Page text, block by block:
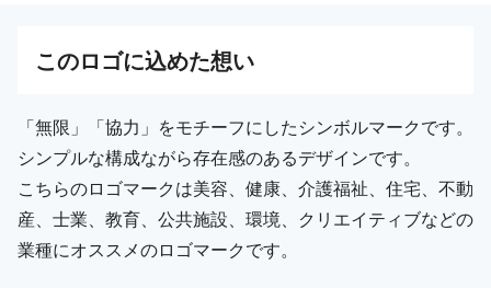
このロゴに込めた想い
「無限」「協力」をモチーフにしたシンボルマークです。
シンプルな構成ながら存在感のあるデザインです。
こちらのロゴマークは美容、健康、介護福祉、住宅、不動
産、士業、教育、公共施設、環境、クリエイティブなどの
業種にオススメのロゴマークです。